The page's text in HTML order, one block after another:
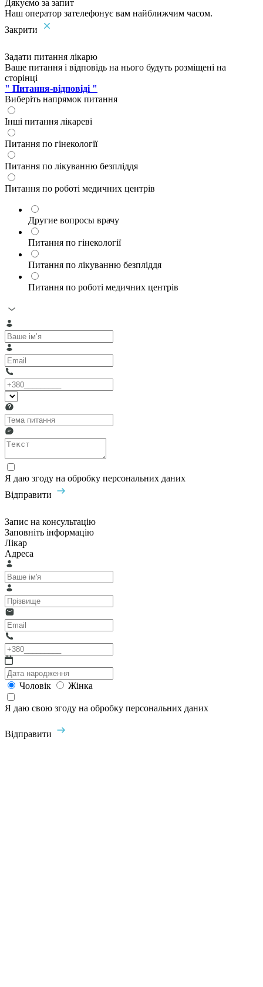
Дякуємо за запит
Наш оператор зателефонує вам найближчим часом.
Закрити
Задати питання лікарю
Ваше питання і відповідь на нього будуть розміщені на
сторінці
" Питання-відповіді "
Виберіть напрямок питання
Інші питання лікареві
Питання по гінекології
Питання по лікуванню безпліддя
Питання по роботі медичних центрів
Другие вопросы врачу
Питання по гінекології
Питання по лікуванню безпліддя
Питання по роботі медичних центрів
Я даю згоду на обробку персональних даних
Відправити
Запис на консультацію
Заповніть інформацію
Лікар
Адреса
Чоловік Жінка
Я даю свою згоду на обробку персональних даних
Відправити